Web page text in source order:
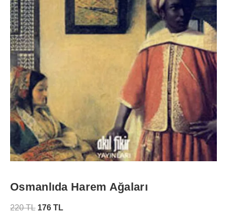
Osmanlıda Harem Ağaları
220TL 176 TL